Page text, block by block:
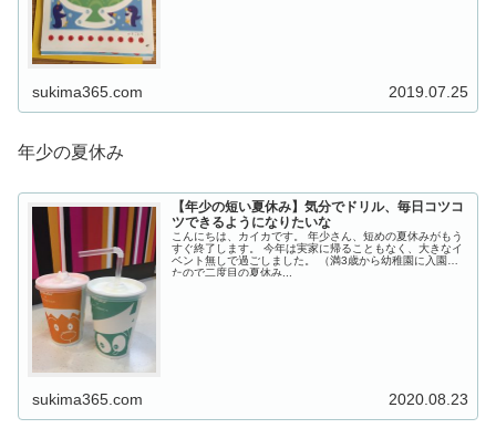
sukima365.com 2019.07.25
年少の夏休み
【年少の短い夏休み】気分でドリル、毎日コツコ
ツできるようになりたいな
こんにちは、カイカです。 年少さん、短めの夏休みがもう
すぐ終了します。 今年は実家に帰ることもなく、大きなイ
ベント無しで過ごしました。 （満3歳から幼稚園に入園し
たので二度目の夏休み...
sukima365.com 2020.08.23